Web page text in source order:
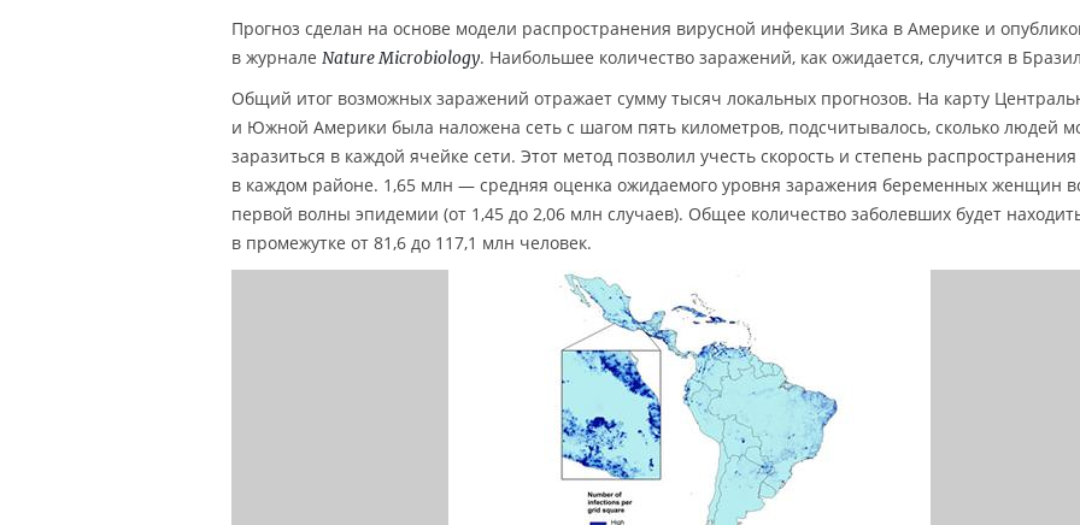
Прогноз сделан на основе модели распространения вирусной инфекции Зика в Америке и
в журнале Nature Microbiology. Наибольшее количество заражений, как ожидается, случится в
Общий итог возможных заражений отражает сумму тысяч локальных прогнозов. На карту
и Южной Америки была наложена сеть с шагом пять километров, подсчитывалось, сколько людей
заразиться в каждой ячейке сети. Этот метод позволил учесть скорость и степень
в каждом районе. 1,65 млн — средняя оценка ожидаемого уровня заражения беременных женщин
первой волны эпидемии (от 1,45 до 2,06 млн случаев). Общее количество заболевших будет
в промежутке от 81,6 до 117,1 млн человек.